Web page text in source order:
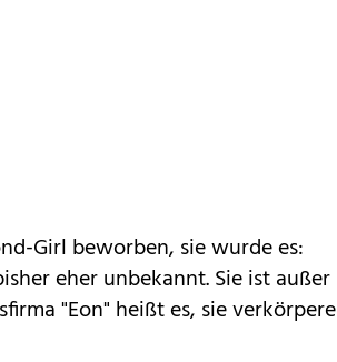
Girl beworben, sie wurde es:
eher unbekannt. Sie ist außer
"Eon" heißt es, sie verkörpere